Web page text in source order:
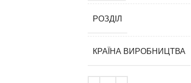
Молдинги
Панелі декоративні
3D панелі
РОЗДІЛ
КРАЇНА ВИРОБНИЦТВА